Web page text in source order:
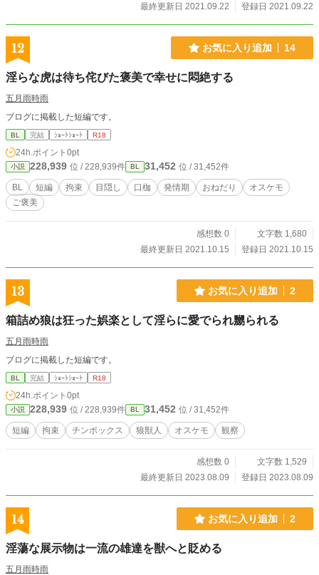
最終更新日 2021.09.22
登録日 2021.09.22
12 お気に入り追加 14
淫らな虎は待ち侘びた褒美で幸せに悶絶する
五月雨時雨
ブログに掲載した短編です。
BL 完結 ｼｮｰﾄｼｮｰﾄ R18
24h.ポイント 0pt
小説 228,939 位 / 228,939件 BL 31,452 位 / 31,452件
BL 短編 拘束 目隠し 口枷 発情期 おねだり
オスケモ
ご褒美
感想数 0
文字数 1,680
最終更新日 2021.10.15
登録日 2021.10.15
13 お気に入り追加 2
箱詰め狼は狂った娯楽として淫らに愛でられ嬲られる
五月雨時雨
ブログに掲載した短編です。
BL 完結 ｼｮｰﾄｼｮｰﾄ R18
24h.ポイント 0pt
小説 228,939 位 / 228,939件 BL 31,452 位 / 31,452件
短編 拘束 チンボックス 狼獣人 オスケモ 観察
感想数 0
文字数 1,529
最終更新日 2023.08.09
登録日 2023.08.09
14 お気に入り追加 2
淫蕩な展示物は一流の雄達を獣へと貶める
五月雨時雨